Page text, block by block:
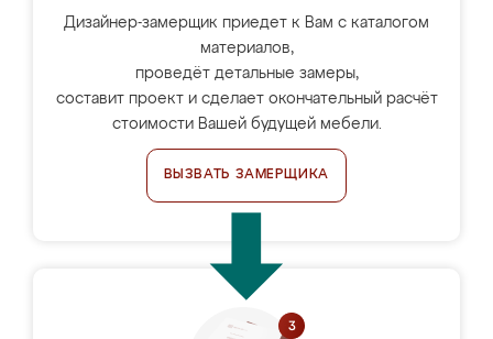
Дизайнер-замерщик приедет к Вам с каталогом
материалов,
проведёт детальные замеры,
составит проект и сделает окончательный расчёт
стоимости Вашей будущей мебели.
ВЫЗВАТЬ ЗАМЕРЩИКА